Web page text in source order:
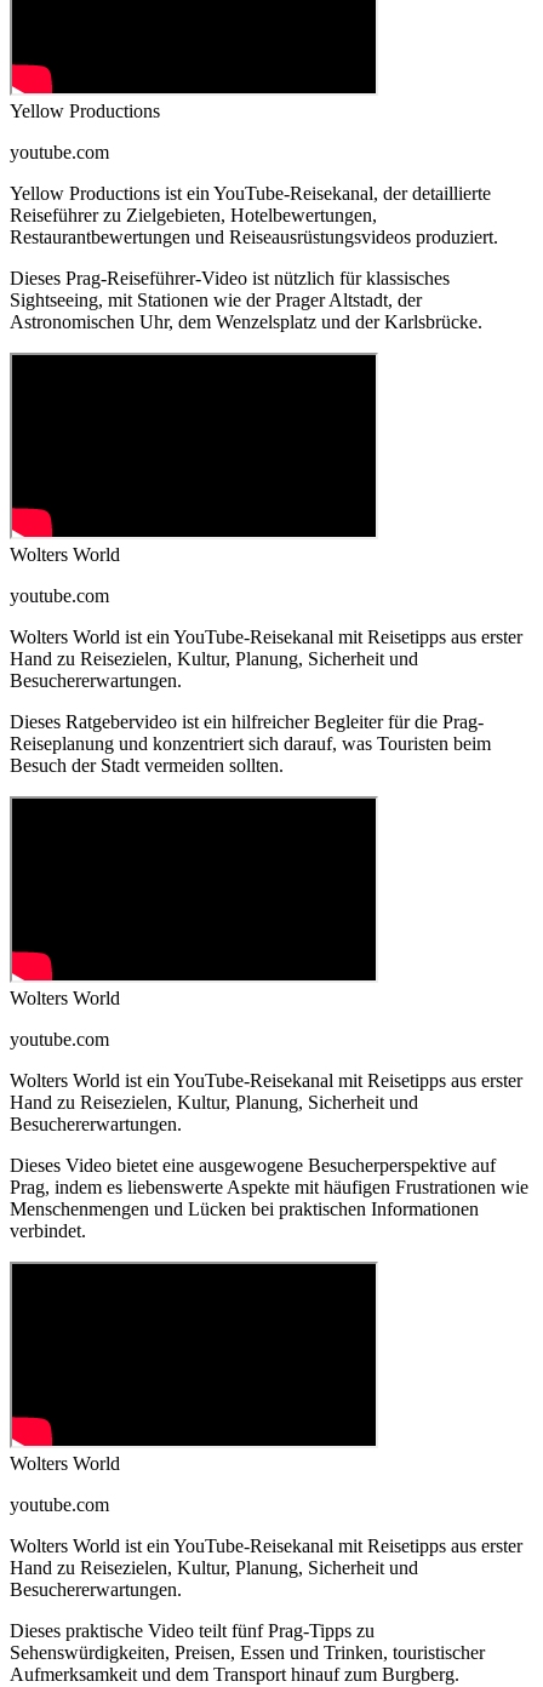
Yellow Productions
youtube.com
Yellow Productions ist ein YouTube-Reisekanal, der detaillierte
Reiseführer zu Zielgebieten, Hotelbewertungen,
Restaurantbewertungen und Reiseausrüstungsvideos produziert.
Dieses Prag-Reiseführer-Video ist nützlich für klassisches
Sightseeing, mit Stationen wie der Prager Altstadt, der
Astronomischen Uhr, dem Wenzelsplatz und der Karlsbrücke.
Wolters World
youtube.com
Wolters World ist ein YouTube-Reisekanal mit Reisetipps aus erster
Hand zu Reisezielen, Kultur, Planung, Sicherheit und
Besuchererwartungen.
Dieses Ratgebervideo ist ein hilfreicher Begleiter für die Prag-
Reiseplanung und konzentriert sich darauf, was Touristen beim
Besuch der Stadt vermeiden sollten.
Wolters World
youtube.com
Wolters World ist ein YouTube-Reisekanal mit Reisetipps aus erster
Hand zu Reisezielen, Kultur, Planung, Sicherheit und
Besuchererwartungen.
Dieses Video bietet eine ausgewogene Besucherperspektive auf
Prag, indem es liebenswerte Aspekte mit häufigen Frustrationen wie
Menschenmengen und Lücken bei praktischen Informationen
verbindet.
Wolters World
youtube.com
Wolters World ist ein YouTube-Reisekanal mit Reisetipps aus erster
Hand zu Reisezielen, Kultur, Planung, Sicherheit und
Besuchererwartungen.
Dieses praktische Video teilt fünf Prag-Tipps zu
Sehenswürdigkeiten, Preisen, Essen und Trinken, touristischer
Aufmerksamkeit und dem Transport hinauf zum Burgberg.